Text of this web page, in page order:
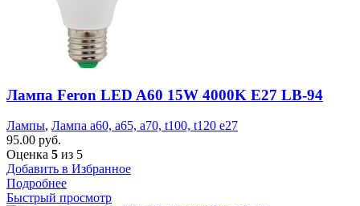
Лампа Feron LED A60 15W 4000K E27 LB-94
Лампы, Лампа а60, а65, а70, t100, t120 е27
95.00 руб.
Оценка 5 из 5
Добавить в Избранное
Подробнее
Быстрый просмотр